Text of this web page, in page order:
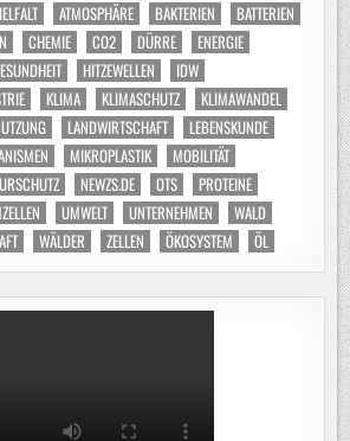
ATMOSPHÄRE BAKTERIEN
BATTERIEN
CHEMIE CO2 DÜRRE
ENERGIE
HITZEWELLEN
IDW
KLIMA KLIMASCHUTZ
KLIMAWANDEL
LANDWIRTSCHAFT
LEBENSKUNDE
MIKROPLASTIK
MOBILITÄT
NEWZS.DE OTS
PROTEINE
UMWELT UNTERNEHMEN
WALD
WÄLDER ZELLEN ÖKOSYSTEM ÖL